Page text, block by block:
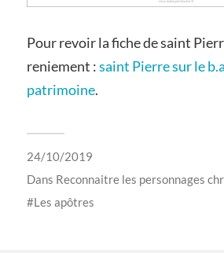
Pour revoir la fiche de saint
reniement :saint Pierre sur le
patrimoine.
24/10/2019
Dans Reconnaitre les personnages
Les apôtres